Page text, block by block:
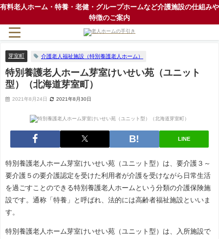
有料老人ホーム・特養・老健・グループホームなど介護施設の仕組みや
特徴のご案内
芽室町 介護老人福祉施設（特別養護老人ホーム）
特別養護老人ホーム芽室けいせい苑（ユニット
型）（北海道芽室町）
2021年8月24日 2021年8月30日
LINE
特別養護老人ホーム芽室けいせい苑（ユニット型）は、要介護３～
要介護５の要介護認定を受けた利用者が介護を受けながら日常生活
を過ごすことのできる特別養護老人ホームという分類の介護保険施
設です。通称「特養」と呼ばれ、法的には高齢者福祉施設といいま
す。
特別養護老人ホーム芽室けいせい苑（ユニット型）は、入所施設で